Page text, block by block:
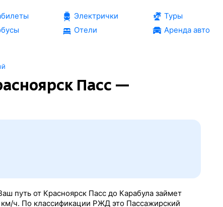
Электрички
Отели
Туры
Аренда авто
Пасс —
путь от Красноярск Пасс до Карабула займет
ч. По классификации РЖД это Пассажирский